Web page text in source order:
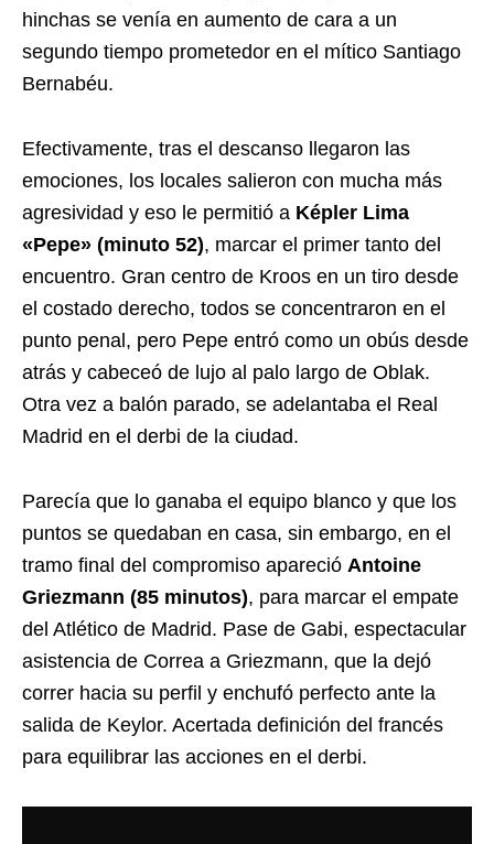
hinchas se venía en aumento de cara a un
segundo tiempo prometedor en el mítico Santiago
Bernabéu.
Efectivamente, tras el descanso llegaron las
emociones, los locales salieron con mucha más
agresividad y eso le permitió a Képler Lima
«Pepe» (minuto 52), marcar el primer tanto del
encuentro. Gran centro de Kroos en un tiro desde
el costado derecho, todos se concentraron en el
punto penal, pero Pepe entró como un obús desde
atrás y cabeceó de lujo al palo largo de Oblak.
Otra vez a balón parado, se adelantaba el Real
Madrid en el derbi de la ciudad.
Parecía que lo ganaba el equipo blanco y que los
puntos se quedaban en casa, sin embargo, en el
tramo final del compromiso apareció Antoine
Griezmann (85 minutos), para marcar el empate
del Atlético de Madrid. Pase de Gabi, espectacular
asistencia de Correa a Griezmann, que la dejó
correr hacia su perfil y enchufó perfecto ante la
salida de Keylor. Acertada definición del francés
para equilibrar las acciones en el derbi.